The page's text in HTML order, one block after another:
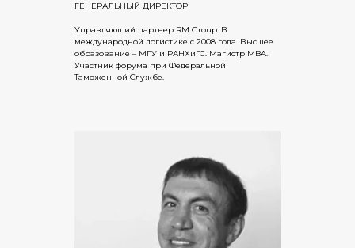
ГЕНЕРАЛЬНЫЙ ДИРЕКТОР
Управляющий партнер RM Group. В
международной логистике с 2008 года. Высшее
образование – МГУ и РАНХиГС. Магистр MBA.
Участник форума при Федеральной
Таможенной Службе.